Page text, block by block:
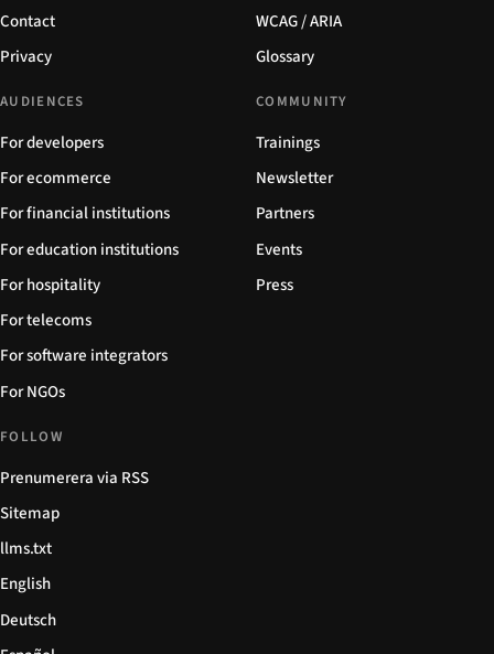
Contact
Privacy
WCAG / ARIA
Glossary
AUDIENCES
For developers
For ecommerce
For financial institutions
For education institutions
For hospitality
For telecoms
For software integrators
For NGOs
COMMUNITY
Trainings
Newsletter
Partners
Events
Press
FOLLOW
Prenumerera via RSS
Sitemap
llms.txt
English
Deutsch